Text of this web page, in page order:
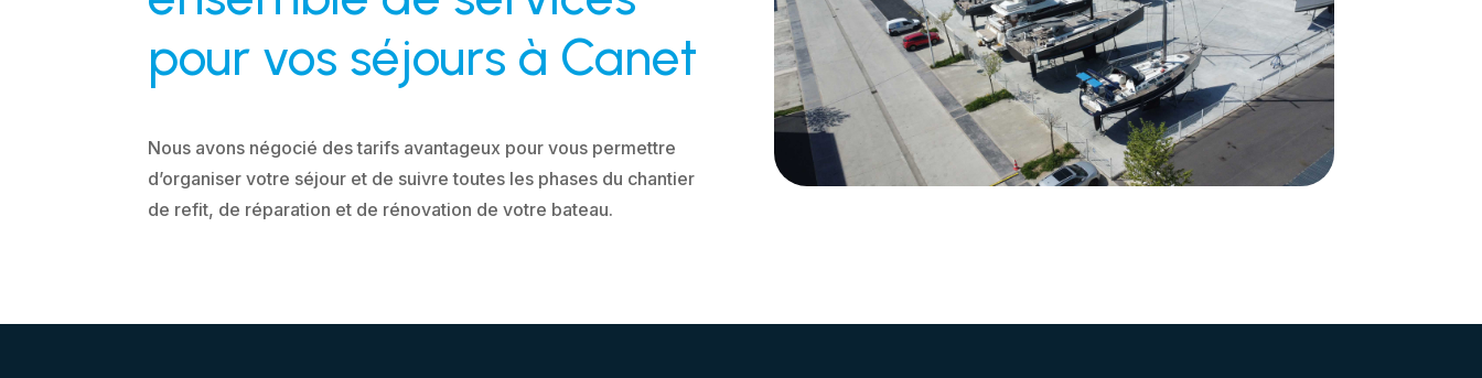
pour vos séjours à Canet
Nous avons négocié des tarifs avantageux pour vous permettre
d’organiser votre séjour et de suivre toutes les phases du chantier
de refit, de réparation et de rénovation de votre bateau.